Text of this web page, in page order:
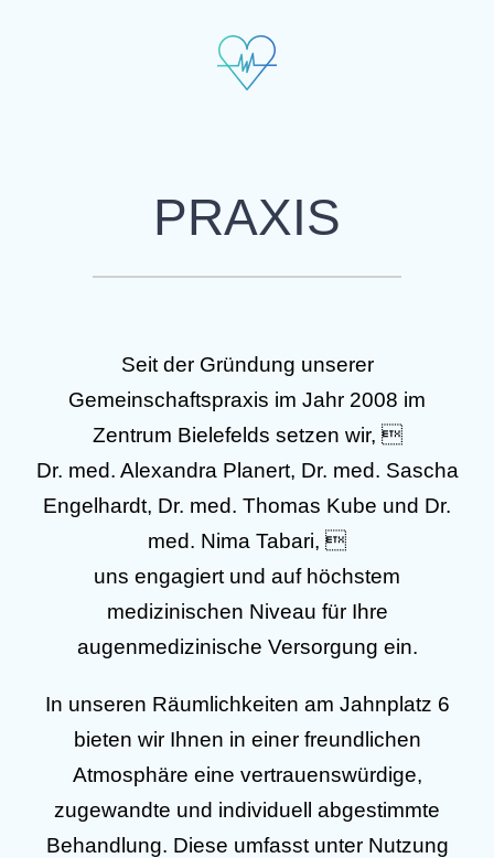
PRAXIS
Seit der Gründung unserer
Gemeinschaftspraxis im Jahr 2008 im
Zentrum Bielefelds setzen wir, 
Dr. med. Alexandra Planert, Dr. med. Sascha
Engelhardt, Dr. med. Thomas Kube und Dr.
med. Nima Tabari, 
uns engagiert und auf höchstem
medizinischen Niveau für Ihre
augenmedizinische Versorgung ein.
In unseren Räumlichkeiten am Jahnplatz 6
bieten wir Ihnen in einer freundlichen
Atmosphäre eine vertrauenswürdige,
zugewandte und individuell abgestimmte
Behandlung. Diese umfasst unter Nutzung